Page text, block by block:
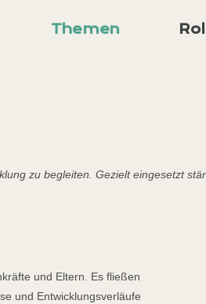
Themen
zu begleiten. Gezielt eingesetzt
und Eltern. Es fließen
und Entwicklungsverläufe